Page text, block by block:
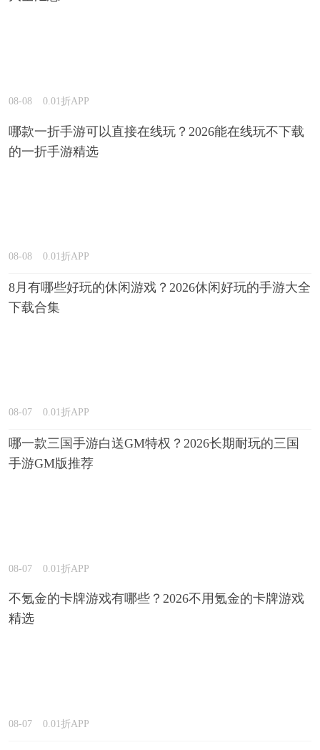
08-08 0.01折APP
哪款一折手游可以直接在线玩？2026能在线玩不下载
的一折手游精选
08-08 0.01折APP
8月有哪些好玩的休闲游戏？2026休闲好玩的手游大全
下载合集
08-07 0.01折APP
哪一款三国手游白送GM特权？2026长期耐玩的三国
手游GM版推荐
08-07 0.01折APP
不氪金的卡牌游戏有哪些？2026不用氪金的卡牌游戏
精选
08-07 0.01折APP